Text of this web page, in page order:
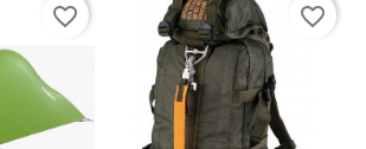
favorite_border favorite_border